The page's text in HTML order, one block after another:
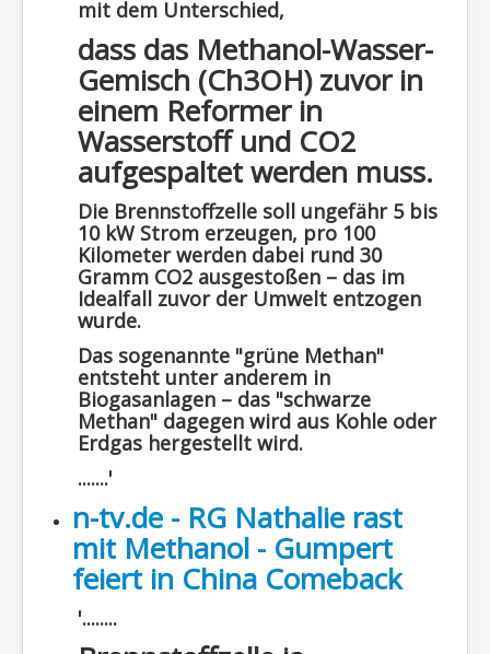
mit dem Unterschied,
dass das Methanol-Wasser-
Gemisch (Ch3OH) zuvor in
einem Reformer in
Wasserstoff und CO2
aufgespaltet werden muss.
Die Brennstoffzelle soll ungefähr 5 bis
10 kW Strom erzeugen, pro 100
Kilometer werden dabei rund 30
Gramm CO2 ausgestoßen – das im
Idealfall zuvor der Umwelt entzogen
wurde.
Das sogenannte "grüne Methan"
entsteht unter anderem in
Biogasanlagen – das "schwarze
Methan" dagegen wird aus Kohle oder
Erdgas hergestellt wird.
.......'
n-tv.de - RG Nathalie rast
mit Methanol - Gumpert
feiert in China Comeback
'........